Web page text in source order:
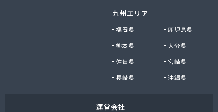
株式会社油直 オートガススタンド
九州エリア
福岡県
鹿児島県
熊本県
大分県
佐賀県
宮崎県
長崎県
沖縄県
運営会社